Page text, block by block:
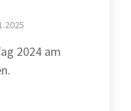
2024 am